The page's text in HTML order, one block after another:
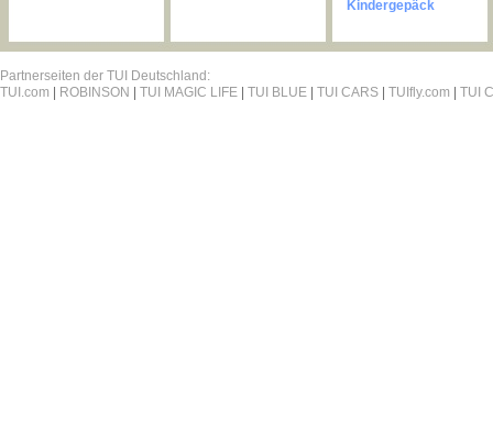
Kindergepäck
Partnerseiten der TUI Deutschland:
TUI.com
ROBINSON TUI MAGIC LIFE TUI BLUE TUI CARS TUIfly.com TUI